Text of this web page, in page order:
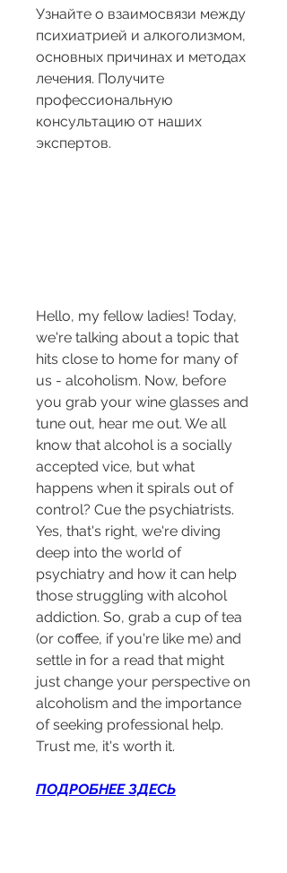
Узнайте о взаимосвязи между
психиатрией и алкоголизмом,
основных причинах и методах
лечения. Получите
профессиональную
консультацию от наших
экспертов.
Hello, my fellow ladies! Today,
we're talking about a topic that
hits close to home for many of
us - alcoholism. Now, before
you grab your wine glasses and
tune out, hear me out. We all
know that alcohol is a socially
accepted vice, but what
happens when it spirals out of
control? Cue the psychiatrists.
Yes, that's right, we're diving
deep into the world of
psychiatry and how it can help
those struggling with alcohol
addiction. So, grab a cup of tea
(or coffee, if you're like me) and
settle in for a read that might
just change your perspective on
alcoholism and the importance
of seeking professional help.
Trust me, it's worth it.
ПОДРОБНЕЕ ЗДЕСЬ